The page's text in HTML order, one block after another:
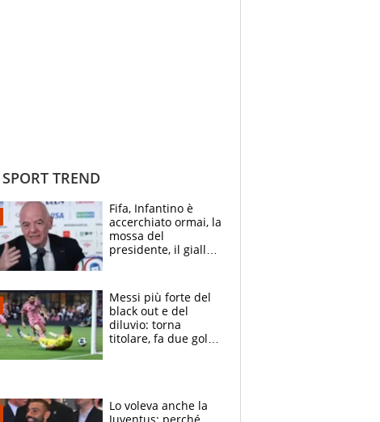
SPORT TREND
Fifa, Infantino è
accerchiato ormai, la
mossa del
presidente, il giallo
Trump
Messi più forte del
black out e del
diluvio: torna
titolare, fa due gol e
Lo voleva anche la